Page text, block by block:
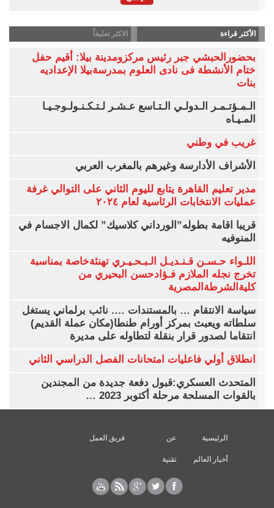
الأكثر قراءة الاكثر تعليقاً
بحضورالحبشي جبر رئيس مركزومدينة بيلا: أقيم حفل
ختام الأنشطة فى نادى العلوم بمدرسةبيلا الإعداديه
بنات
الـمـؤتـمـر الـدولـي الـتـاسع عـشـر لـتـكـنـولـوجـيـا
المـيـاه
غريب في وطني
الأشراف الأدارسة وغيرهم بالمغرب العربي
مدير تعليم القاهرة يتابع لليوم الثاني على التوالي غرفة
عمليات الانتخابات الرئاسية لعام ٢٠٢٤
قريبا اقامة بطوله”الورداني كلاسيك” لكمال الاجسام في
المنوفيه
اللـواء حـسـن قـنـديـل الـبـحـيـري تهنئةخاصة بمناسبة
تخرج نجله الملازم فـؤادحسن البحيري من
كليةالشرطةالمصرية
سياسة الانتقام … بالمستندات …. نائب برلماني يستغل
سلطاته ويعبث بمركز أورام طنطا(مكان عملة القديم)
انتقاما لصدور قرار بنقلة لتطاوله على مديرة
انطلاق أولي فاعليات امتحانات الفصل الدراسي الثاني
المتحدث العسكري:قبول دفعة جديدة من المجندين
بالقوات المسلحة مرحلة أكتوبر 2023 …
الرئيسية عن فريق العمل
أخبار العالم تقنية